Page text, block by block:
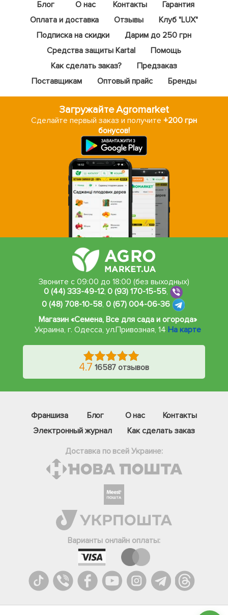
Блог О нас Контакты
Гарантия
Оплата и доставка
Отзывы
Клуб "LUX"
Подписка на скидки
Дарим до 250 грн
Средства защиты Kartal
Помощь
Как сделать заказ?
Предзаказ
Поставщикам
Оптовый прайс Бренды
Загружайте Agromarket
Сделайте первый заказ и получите +200 грн
бонусов!
Звоните с 09:00 до 18:00 (без выходных)
0 (44) 333-49-12,0 (93) 170-15-55,
0 (48) 708-10-58, 0 (67) 004-06-36
Магазин «Семена, Все для сада и огорода»
Украина, г. Одесса, ул.Привозная, 14 На карте
4.7 16587 отзывов
Франшиза Блог О нас
Контакты
Электронный журнал
Как сделать заказ
Доставка по всей Украине:
Варианты онлайн оплаты:
Телеграм
Вайбер
Онлайн чат